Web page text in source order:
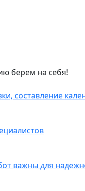
берем на себя!
составление
важны для